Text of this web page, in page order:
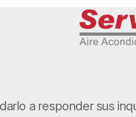
a responder sus